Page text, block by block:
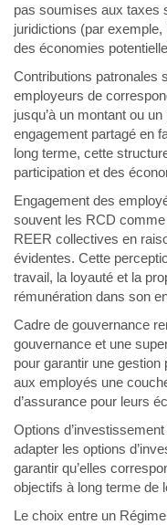
pas soumises aux taxes
juridictions (par exemple,
des économies
Contributions patronales
employeurs de
jusqu’à un montant ou
engagement partagé en
long terme, cette
participation et des
Engagement des
souvent les RCD
REER collectives en
évidentes. Cette
travail, la loyauté et la
rémunération dans son
Cadre de gouvernance
gouvernance et une
pour garantir une
aux employés une
d’assurance pour leurs
Options
adapter les options
garantir qu’elles
objectifs à long terme de
Le choix entre un